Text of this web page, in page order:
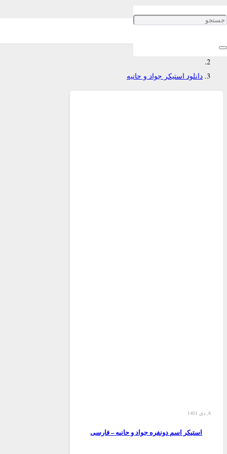
دانلود استیکر جواد و حانیه
دانلود استیکر جواد و حانیه
8, دی 1401
استیکر اسم دونفره جواد و حانیه – فارسی